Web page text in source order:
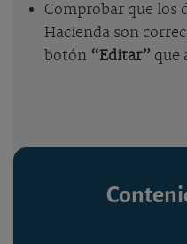
Comprobar que los
Hacienda son
botón “Editar” que